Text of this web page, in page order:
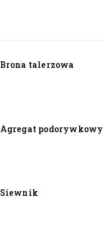
Brona talerzowa
Agregat podorywkowy
Siewnik